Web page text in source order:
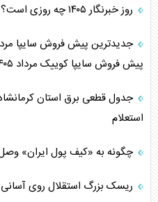
روز خبرنگار ۱۴۰۵ چه روزی است؟ + پیام تبریک روز خبرنگار ۱۴۰۵
پیش فروش سایپا کوییک مرداد ۱۴۰۵ اعلام شد
استعلام
چگونه به «کیف پول ایران»
ریسک بزرگ استقلال روی آسانی